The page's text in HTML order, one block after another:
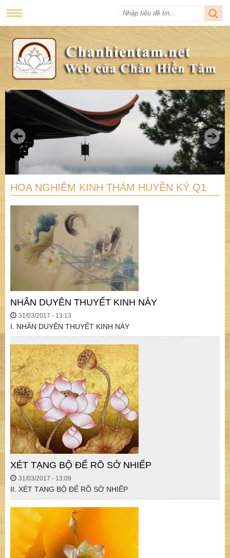
HOA NGHIÊM KINH THÁM HUYỀN KÝ Q1
NHÂN DUYÊN THUYẾT KINH NÀY
31/03/2017 - 13:13
I. NHÂN DUYÊN THUYẾT KINH NÀY
XÉT TẠNG BỘ ĐỂ RÕ SỞ NHIẾP
31/03/2017 - 13:09
II. XÉT TẠNG BỘ ĐỂ RÕ SỞ NHIẾP